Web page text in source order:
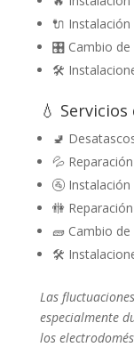
🔌
🎛️ Cambio de
🛠️
💧
🚽
💦
🚰
🚻
🧱 Cambio
🛠️
Las
especialmente
los